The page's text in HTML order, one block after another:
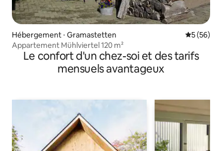
Hébergement ⋅ Gramastetten
5 (56)
Appartement Mühlviertel 120 m²
Le confort d'un chez-soi et des tarifs
mensuels avantageux